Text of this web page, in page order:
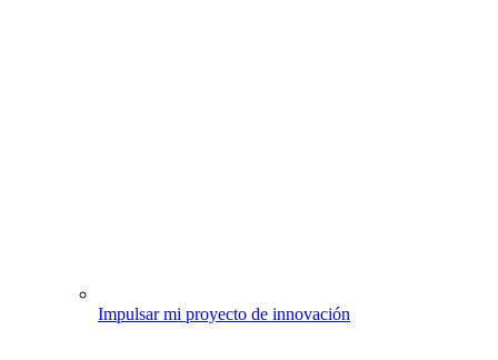
Impulsar mi proyecto de innovación